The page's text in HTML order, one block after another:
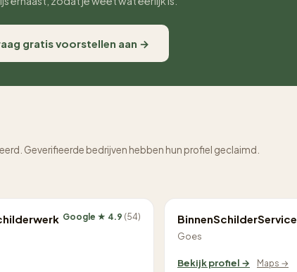
gratis voorstellen aan →
Geverifieerde bedrijven hebben hun profiel geclaimd.
Google ★ 4.9 (54) BinnenSchilderService
Goes
Bekijk profiel →
Maps →